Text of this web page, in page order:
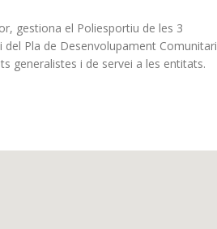
gestiona el Poliesportiu de les 3
Pla de Desenvolupament Comunitari
generalistes i de servei a les entitats.